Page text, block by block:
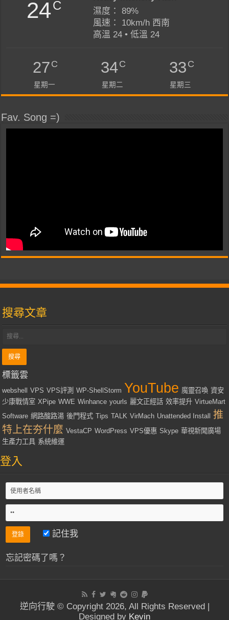
24C
濕度： 89%
風速： 10km/h 西南
高溫 24 • 低溫 24
27C
星期一
34C
星期二
33C
星期三
Fav. Song =)
搜尋文章
標籤雲
webshell VPS VPS評測 WP-ShellStorm YouTube 魔靈召喚 資安
少康戰情室 XPipe WWE Winhance yourls 麗文正經話 效率提升 VirtueMart
Software 網路酸路湯 後門程式 Tips TALK VirMach Unattended Install 推
特上在夯什麼 VestaCP WordPress VPS優惠 Skype 華視新聞廣場
生產力工具 系統維運
登入
記住我
忘記密碼了嗎？
逆向行駛 © Copyright 2026, All Rights Reserved |
Designed by Kevin